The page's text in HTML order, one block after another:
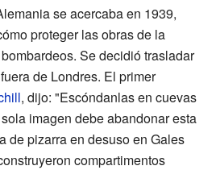
se acercaba en 1939,
proteger las obras de la
Se decidió trasladar
de Londres. El primer
, dijo: "Escóndanlas en cuevas
imagen debe abandonar esta
de pizarra en desuso en Gales
compartimentos